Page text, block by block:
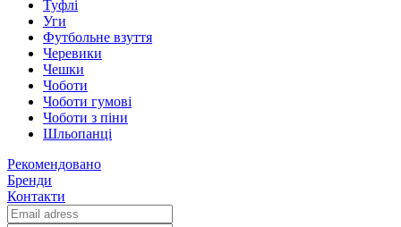
Туфлі
Уги
Футбольне взуття
Черевики
Чешки
Чоботи
Чоботи гумові
Чоботи з піни
Шльопанці
Рекомендовано
Бренди
Контакти